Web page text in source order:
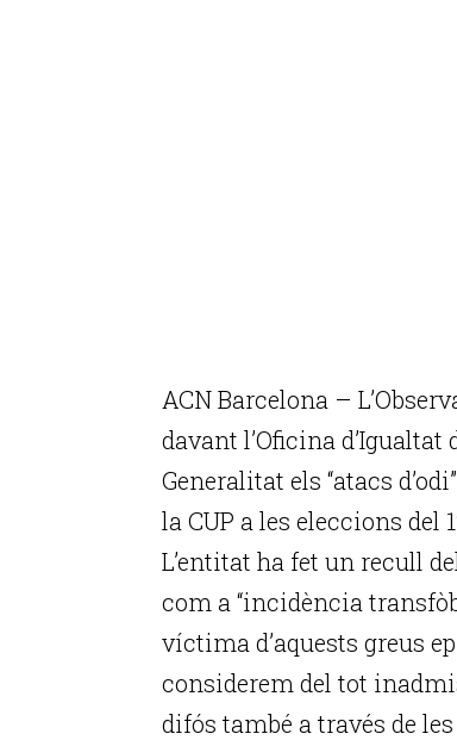
ACN Barcelona –
davant l’Oficina
Generalitat els “atacs
la CUP a les eleccions del
L’entitat ha fet un recull
com a “incidència
víctima d’aquests greus
considerem del tot
difós també a través de